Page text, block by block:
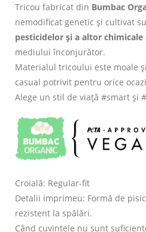
Tricou fabricat din Bumbac
nemodificat genetic și cultivat
pesticidelor și a altor
mediului înconjurător.
Materialul tricoului este moale
casual potrivit pentru orice
Alege un stil de viață #smart și
Croială: Regular-fit
Detalii imprimeu: Formă de
rezistent la spălări.
Când cuvintele nu sunt